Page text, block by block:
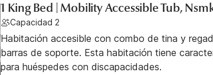
1 King Bed | Mobility Accessible Tub,
Capacidad 2
Habitación accesible con combo de tina y
barras de soporte. Esta habitación tiene
para huéspedes con discapacidades.